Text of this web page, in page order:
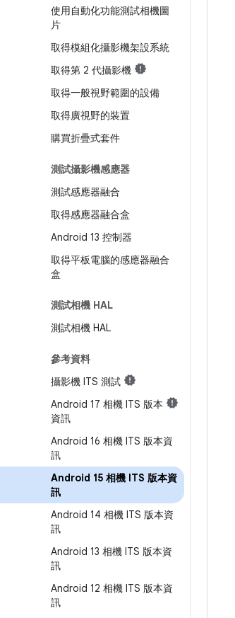
使用自動化功能測試相機圖
片
取得模組化攝影機架設系統
取得第 2 代攝影機
取得一般視野範圍的設備
取得廣視野的裝置
購買折疊式套件
測試攝影機感應器
測試感應器融合
取得感應器融合盒
Android 13 控制器
取得平板電腦的感應器融合
盒
測試相機 HAL
測試相機 HAL
參考資料
攝影機 ITS 測試
Android 17 相機 ITS 版本
資訊
Android 16 相機 ITS 版本資
訊
Android 15 相機 ITS 版本資
訊
Android 14 相機 ITS 版本資
訊
Android 13 相機 ITS 版本資
訊
Android 12 相機 ITS 版本資
訊